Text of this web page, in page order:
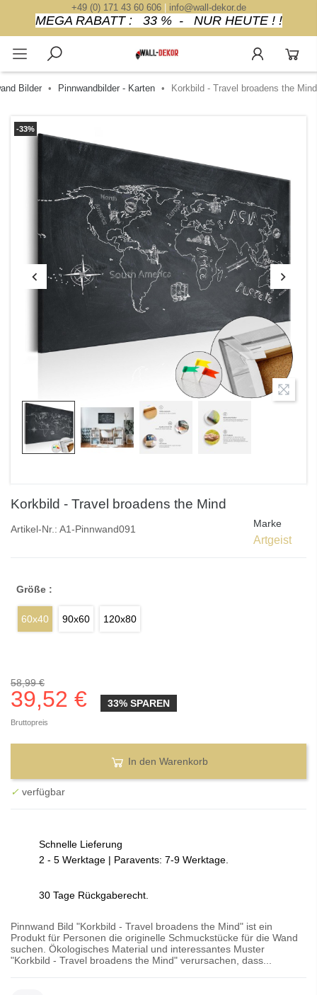
+49 (0) 171 43 60 606| info@wall-dekor.de
MEGA RABATT : 33 % - NUR HEUTE ! !
Bilder Pinnwandbilder - Karten Korkbild - Travel broadens the Mind
-33%
Korkbild - Travel broadens the Mind
Artikel-Nr.: A1-Pinnwand091 Marke
Artgeist
Größe :
60x40 90x60 120x80
58,99 €
39,52 € 33% SPAREN
Bruttopreis
In den Warenkorb
✓ verfügbar
Schnelle Lieferung
2 - 5 Werktage | Paravents: 7-9 Werktage.
30 Tage Rückgaberecht.
Pinnwand Bild "Korkbild - Travel broadens the Mind" ist ein
Produkt für Personen die originelle Schmuckstücke für die Wand
suchen. Ökologisches Material und interessantes Muster
"Korkbild - Travel broadens the Mind" verursachen, dass...